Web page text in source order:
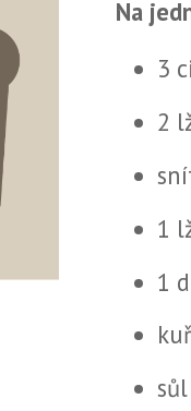
Na
3
2
1
1
sůl